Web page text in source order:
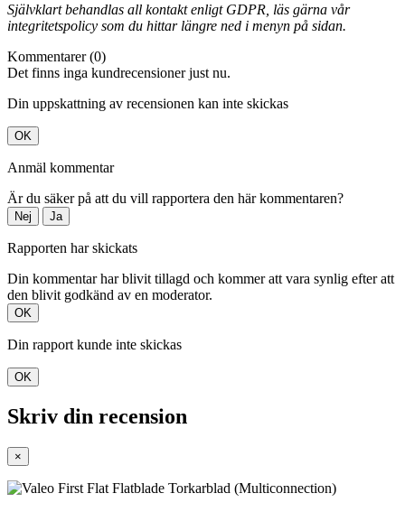
Självklart behandlas all kontakt enligt GDPR, läs gärna vår
integritetspolicy som du hittar längre ned i menyn på sidan.
Kommentarer (0)
Det finns inga kundrecensioner just nu.
Din uppskattning av recensionen kan inte skickas
OK
Anmäl kommentar
Är du säker på att du vill rapportera den här kommentaren?
Nej Ja
Rapporten har skickats
Din kommentar har blivit tillagd och kommer att vara synlig efter att
den blivit godkänd av en moderator.
OK
Din rapport kunde inte skickas
OK
Skriv din recension
×